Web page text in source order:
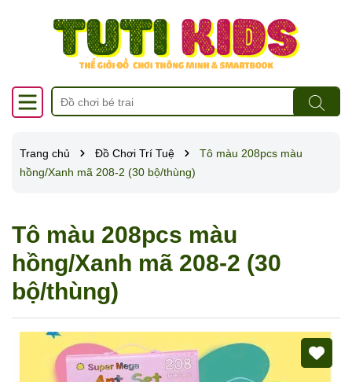
Trang chủ Đồ Chơi Trí Tuệ
Tô màu 208pcs màu
hồng/Xanh mã 208-2 (30 bộ/thùng)
Tô màu 208pcs màu
hồng/Xanh mã 208-2 (30
bộ/thùng)